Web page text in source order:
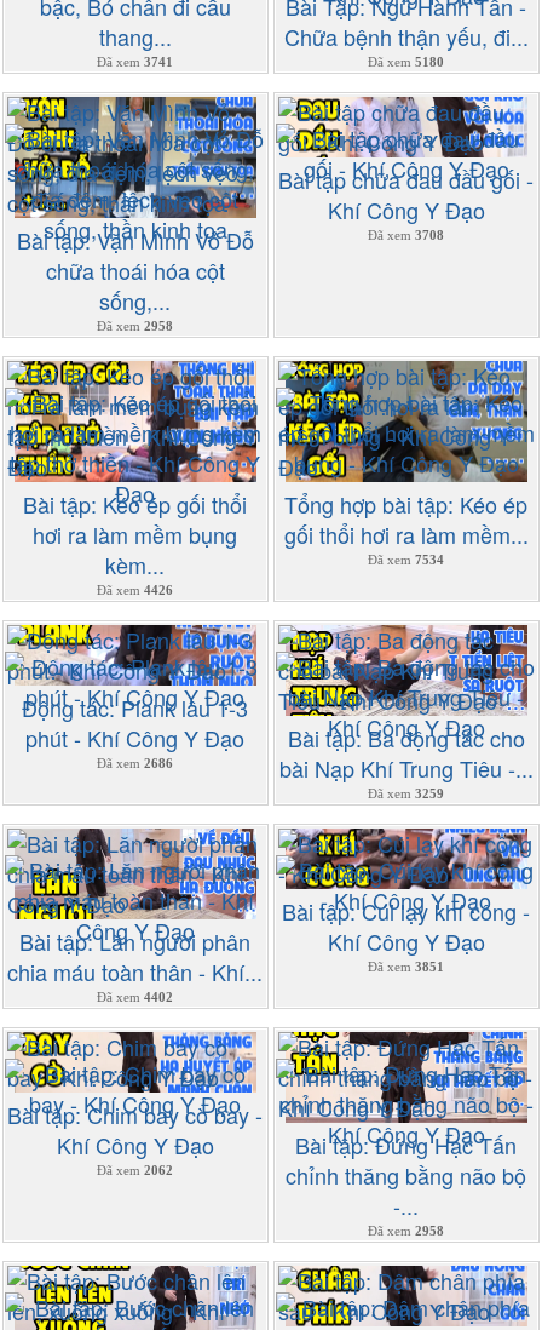
thang...
Đã xem3741
Chữa bệnh thận yếu, đi...
Đã xem5180
Bài tập: Vặn Mình Vỏ Đỗ
chữa thoái hóa cột
sống,...
Đã xem2958
Bài tập chữa đau đầu gối -
Khí Công Y Đạo
Đã xem3708
Bài tập: Kéo ép gối thổi
hơi ra làm mềm bụng
kèm...
Đã xem4426
Tổng hợp bài tập: Kéo ép
gối thổi hơi ra làm mềm...
Đã xem7534
Động tác: Plank lâu 1-3
phút - Khí Công Y Đạo
Đã xem2686
Bài tập: Ba động tác cho
bài Nạp Khí Trung Tiêu -...
Đã xem3259
Bài tập: Lăn người phân
chia máu toàn thân - Khí...
Đã xem4402
Bài tập: Cúi lạy khí công -
Khí Công Y Đạo
Đã xem3851
Bài tập: Chim bay cò bay -
Khí Công Y Đạo
Đã xem2062
Bài tập: Đứng Hạc Tấn
chỉnh thăng bằng não bộ
-...
Đã xem2958